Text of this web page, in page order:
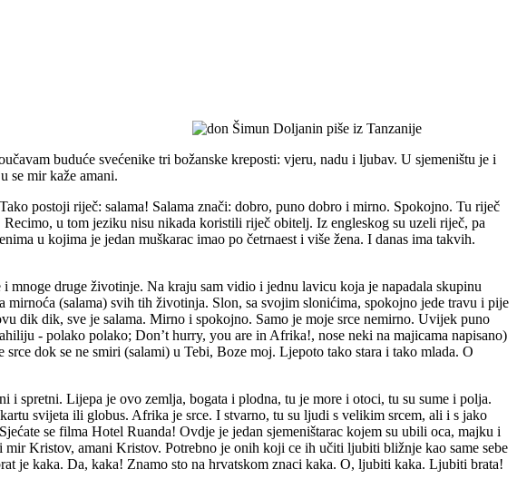
buduće svećenike tri božanske kreposti: vjeru, nadu i ljubav. U sjemeništu je i
se mir kaže amani.
postoji riječ: salama! Salama znači: dobro, puno dobro i mirno. Spokojno. Tu riječ
u tom jeziku nisu nikada koristili riječ obitelj. Iz engleskog su uzeli riječ, pa
u kojima je jedan muškarac imao po četrnaest i više žena. I danas ima takvih.
mnoge druge životinje. Na kraju sam vidio i jednu lavicu koja je napadala skupinu
(salama) svih tih životinja. Slon, sa svojim slonićima, spokojno jede travu i pije
dik dik, sve je salama. Mirno i spokojno. Samo je moje srce nemirno. Uvijek puno
- polako polako; Don’t hurry, you are in Afrika!, nose neki na majicama napisano)
dok se ne smiri (salami) u Tebi, Boze moj. Ljepoto tako stara i tako mlada. O
spretni. Lijepa je ovo zemlja, bogata i plodna, tu je more i otoci, tu su sume i polja.
svijeta ili globus. Afrika je srce. I stvarno, tu su ljudi s velikim srcem, ali i s jako
se filma Hotel Ruanda! Ovdje je jedan sjemeništarac kojem su ubili oca, majku i
Kristov, amani Kristov. Potrebno je onih koji ce ih učiti ljubiti bližnje kao same sebe
je kaka. Da, kaka! Znamo sto na hrvatskom znaci kaka. O, ljubiti kaka. Ljubiti brata!